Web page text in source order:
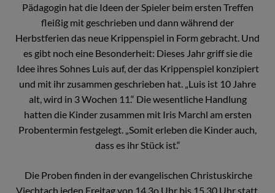
Pädagogin hat die Ideen der Spieler beim ersten Treffen
fleißig mit geschrieben und dann während der
Herbstferien das neue Krippenspiel in Form gebracht. Und
es gibt noch eine Besonderheit: Dieses Jahr griff sie die
Idee ihres Sohnes Luis auf, der das Krippenspiel konzipiert
und mit ihr zusammen geschrieben hat. „Luis ist 10 Jahre
alt, wird in 3 Wochen 11.“ Die wesentliche Handlung
hatten die Kinder zusammen mit Iris Marchl am ersten
Probentermin festgelegt. „Somit erleben die Kinder auch,
dass es ihr Stück ist.“
Die Proben finden in der evangelischen Christuskirche
Viechtach jeden Freitag von 14.3o Uhr bis 15.30 Uhr statt.